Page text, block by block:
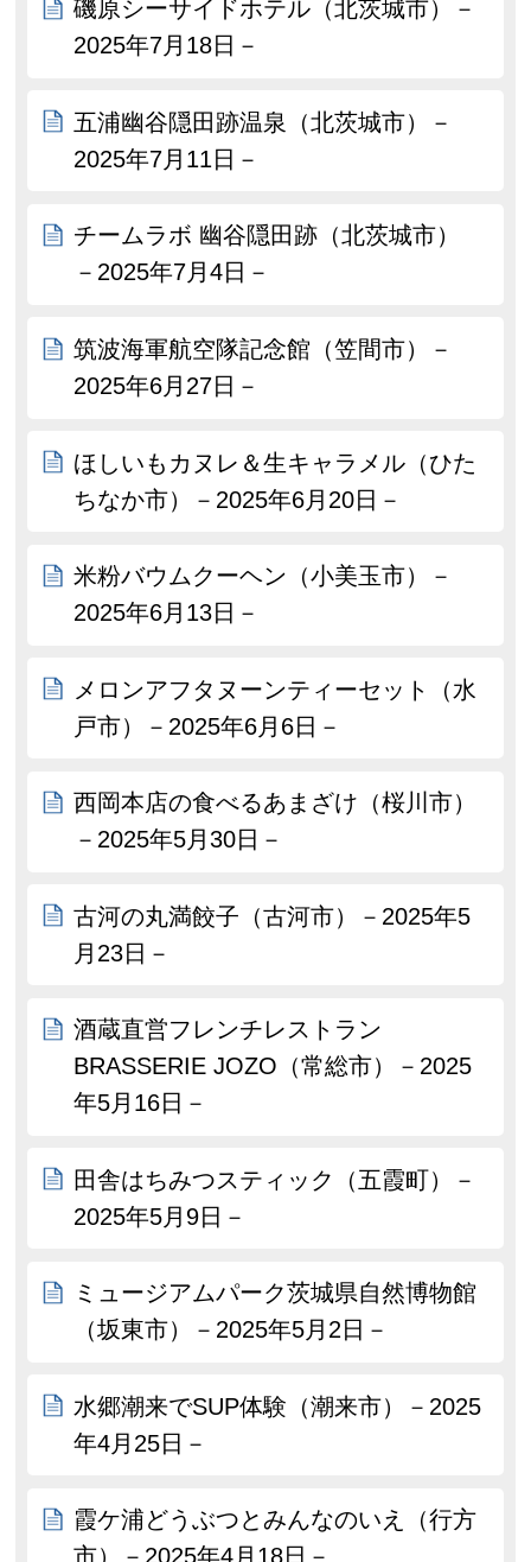
磯原シーサイドホテル（北茨城市）－
2025年7月18日－
五浦幽谷隠田跡温泉（北茨城市）－
2025年7月11日－
チームラボ 幽谷隠田跡（北茨城市）
－2025年7月4日－
筑波海軍航空隊記念館（笠間市）－
2025年6月27日－
ほしいもカヌレ＆生キャラメル（ひた
ちなか市）－2025年6月20日－
米粉バウムクーヘン（小美玉市）－
2025年6月13日－
メロンアフタヌーンティーセット（水
戸市）－2025年6月6日－
西岡本店の食べるあまざけ（桜川市）
－2025年5月30日－
古河の丸満餃子（古河市）－2025年5
月23日－
酒蔵直営フレンチレストラン
BRASSERIE JOZO（常総市）－2025
年5月16日－
田舎はちみつスティック（五霞町）－
2025年5月9日－
ミュージアムパーク茨城県自然博物館
（坂東市）－2025年5月2日－
水郷潮来でSUP体験（潮来市）－2025
年4月25日－
霞ケ浦どうぶつとみんなのいえ（行方
市）－2025年4月18日－